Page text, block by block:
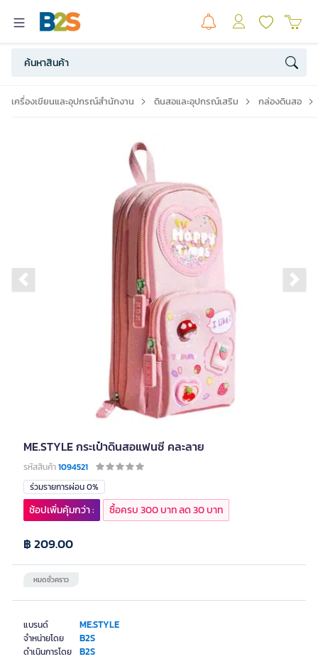
เครื่องเขียนและอุปกรณ์สำนักงาน ดินสอและอุปกรณ์เสริม กล่องดินสอ
Previous slide
ME.STYLE กระเป๋าดินสอแฟนซี คละลาย
รหัสสินค้า1094521
แบรนด์ ME.STYLE
จำหน่ายโดย B2S
ดำเนินการโดย B2S
ร่วมรายการผ่อน 0%
หมดชั่วคราว
฿ 209.00
ช้อปเพิ่มคุ้มกว่า : ซื้อครบ 300 บาท ลด 30 บาท